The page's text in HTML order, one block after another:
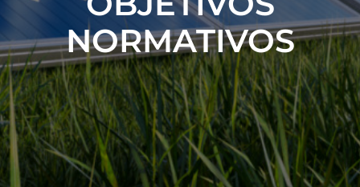
NORMATIVOS